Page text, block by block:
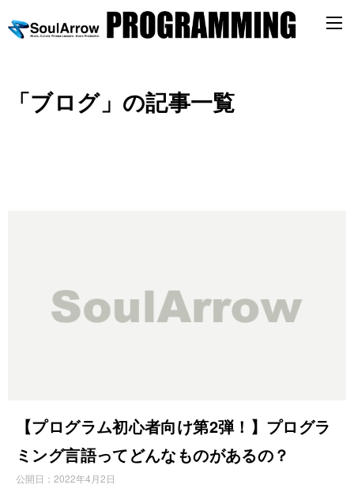
「ブログ」の記事一覧
【プログラム初心者向け第2弾！】プログラ
ミング言語ってどんなものがあるの？
公開日： 2022年4月2日